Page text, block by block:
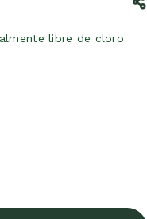
libre de cloro